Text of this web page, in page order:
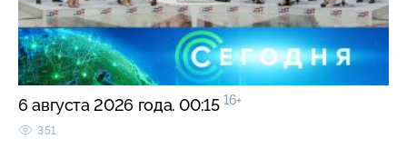
6 августа 2026 года. 00:15 16+
351